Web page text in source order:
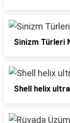
Sinizm Türleri
Shell helix